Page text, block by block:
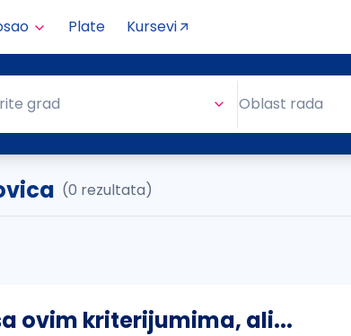
Plate Kursevi
grad Oblast rada
(0 rezultata)
ovim kriterijumima, ali...